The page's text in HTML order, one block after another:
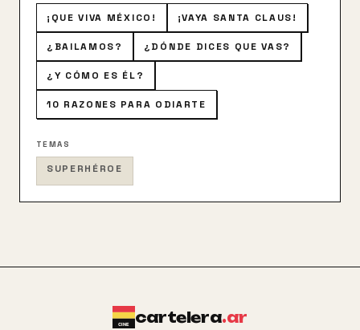
¡QUE VIVA MÉXICO! ¡VAYA SANTA CLAUS!
¿BAILAMOS? ¿DÓNDE DICES QUE VAS?
¿Y CÓMO ES ÉL?
10 RAZONES PARA ODIARTE
TEMAS
SUPERHÉROE
cartelera.ar